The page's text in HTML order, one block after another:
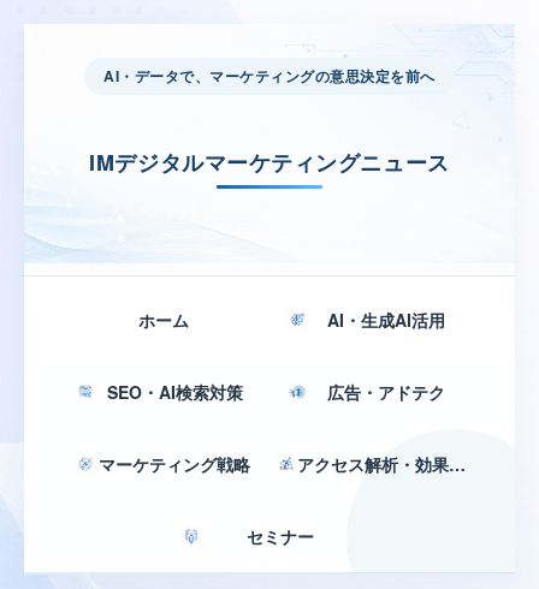
AI・データで、マーケティングの意思決定を前へ
IMデジタルマーケティングニュース
ホーム AI・生成AI活用
SEO・AI検索対策 広告・アドテク
マーケティング戦略 アクセス解析・効果測定
セミナー